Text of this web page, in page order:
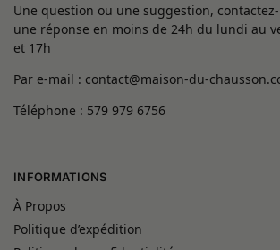
Une question ou une suggestion,
une réponse en moins de 24h du lundi au
et 17h
Par e-mail : contact@maison-du-
Téléphone : 579 979 6756
INFORMATIONS
À Propos
Politique d’expédition